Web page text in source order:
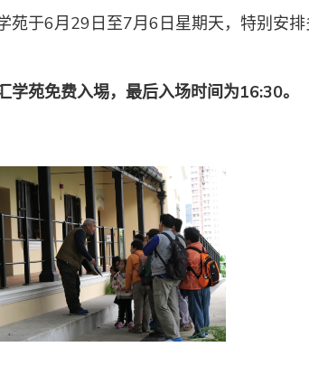
苑于6月29日至7月6日星期天，特别安
学苑免费入埸，最后入场时间为16:30。